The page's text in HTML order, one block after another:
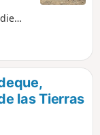
derlas Tierras